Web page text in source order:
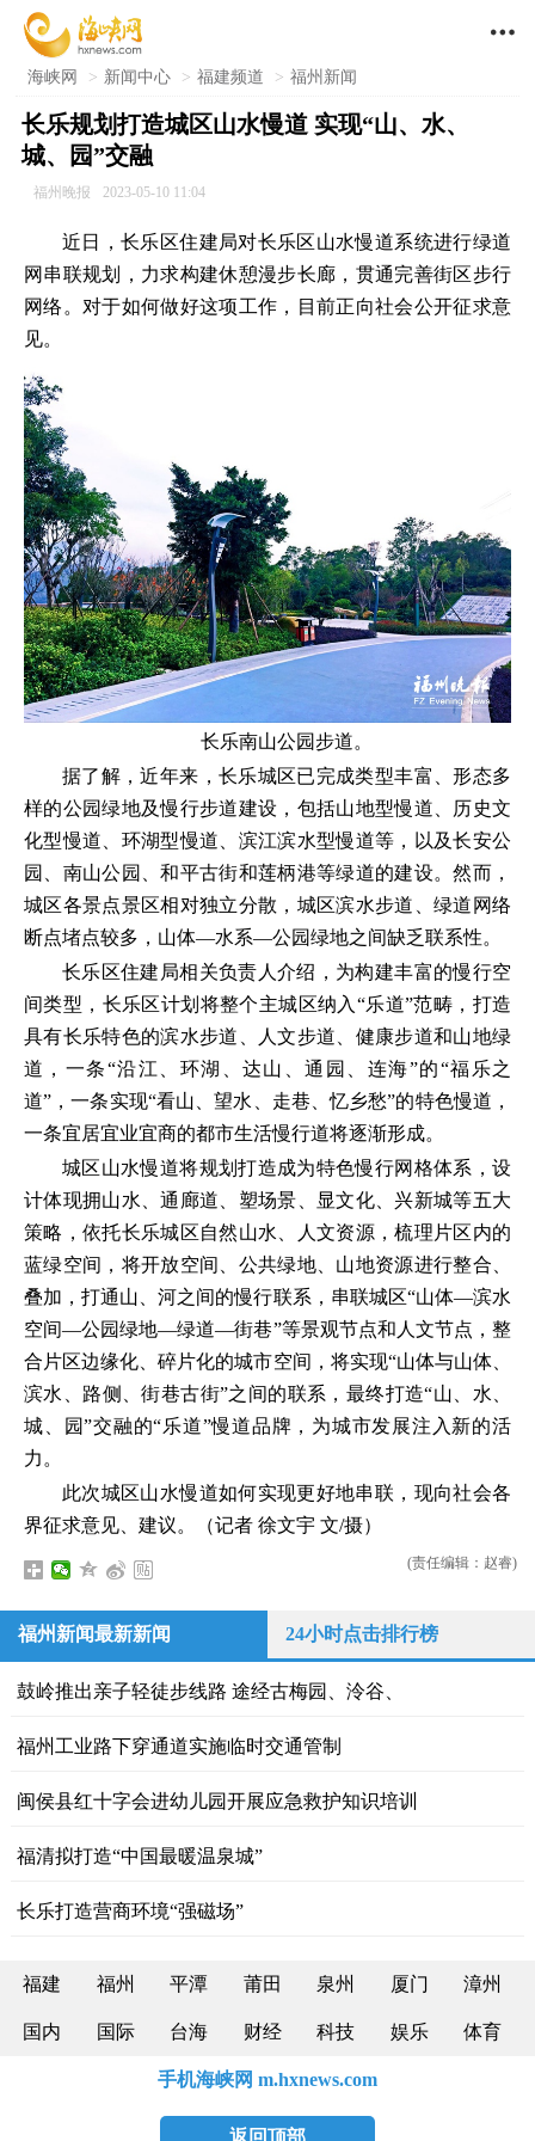

海峡网 > 新闻中心 > 福建频道 > 福州新闻
长乐规划打造城区山水慢道 实现“山、水、
城、园”交融
福州晚报 2023-05-10 11:04
近日，长乐区住建局对长乐区山水慢道系统进行绿道
网串联规划，力求构建休憩漫步长廊，贯通完善街区步行
网络。对于如何做好这项工作，目前正向社会公开征求意
见。
长乐南山公园步道。
据了解，近年来，长乐城区已完成类型丰富、形态多
样的公园绿地及慢行步道建设，包括山地型慢道、历史文
化型慢道、环湖型慢道、滨江滨水型慢道等，以及长安公
园、南山公园、和平古街和莲柄港等绿道的建设。然而，
城区各景点景区相对独立分散，城区滨水步道、绿道网络
断点堵点较多，山体—水系—公园绿地之间缺乏联系性。
长乐区住建局相关负责人介绍，为构建丰富的慢行空
间类型，长乐区计划将整个主城区纳入“乐道”范畴，打造
具有长乐特色的滨水步道、人文步道、健康步道和山地绿
道，一条“沿江、环湖、达山、通园、连海”的“福乐之
道”，一条实现“看山、望水、走巷、忆乡愁”的特色慢道，
一条宜居宜业宜商的都市生活慢行道将逐渐形成。
城区山水慢道将规划打造成为特色慢行网格体系，设
计体现拥山水、通廊道、塑场景、显文化、兴新城等五大
策略，依托长乐城区自然山水、人文资源，梳理片区内的
蓝绿空间，将开放空间、公共绿地、山地资源进行整合、
叠加，打通山、河之间的慢行联系，串联城区“山体—滨水
空间—公园绿地—绿道—街巷”等景观节点和人文节点，整
合片区边缘化、碎片化的城市空间，将实现“山体与山体、
滨水、路侧、街巷古街”之间的联系，最终打造“山、水、
城、园”交融的“乐道”慢道品牌，为城市发展注入新的活
力。
此次城区山水慢道如何实现更好地串联，现向社会各
界征求意见、建议。（记者 徐文宇 文/摄）
(责任编辑：赵睿)
福州新闻最新新闻 24小时点击排行榜
鼓岭推出亲子轻徒步线路 途经古梅园、泠谷、
福州工业路下穿通道实施临时交通管制
闽侯县红十字会进幼儿园开展应急救护知识培训
福清拟打造“中国最暖温泉城”
长乐打造营商环境“强磁场”
福建 福州 平潭 莆田 泉州 厦门 漳州
国内 国际 台海 财经 科技 娱乐 体育
手机海峡网 m.hxnews.com
返回顶部